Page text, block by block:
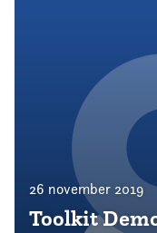
26 november 2019
Toolkit